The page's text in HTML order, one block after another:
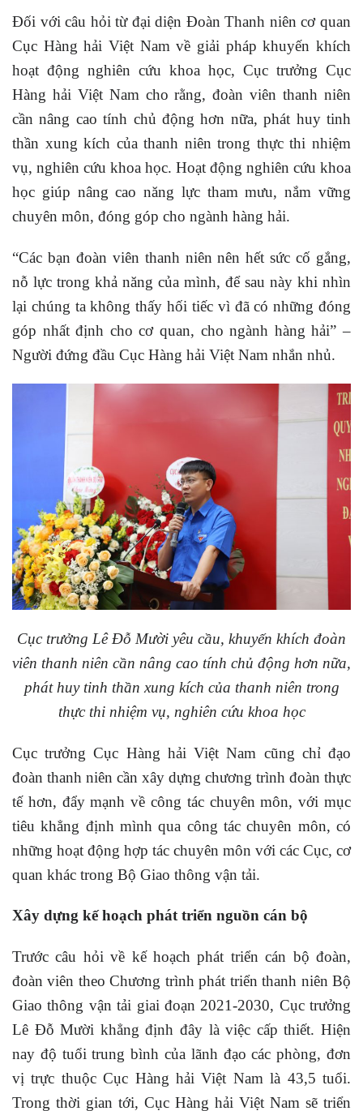
Đối với câu hỏi từ đại diện Đoàn Thanh niên cơ quan
Cục Hàng hải Việt Nam về giải pháp khuyến khích
hoạt động nghiên cứu khoa học, Cục trưởng Cục
Hàng hải Việt Nam cho rằng, đoàn viên thanh niên
cần nâng cao tính chủ động hơn nữa, phát huy tinh
thần xung kích của thanh niên trong thực thi nhiệm
vụ, nghiên cứu khoa học. Hoạt động nghiên cứu khoa
học giúp nâng cao năng lực tham mưu, nắm vững
chuyên môn, đóng góp cho ngành hàng hải.
“Các bạn đoàn viên thanh niên nên hết sức cố gắng,
nỗ lực trong khả năng của mình, để sau này khi nhìn
lại chúng ta không thấy hối tiếc vì đã có những đóng
góp nhất định cho cơ quan, cho ngành hàng hải” –
Người đứng đầu Cục Hàng hải Việt Nam nhắn nhủ.
Cục trưởng Lê Đỗ Mười yêu cầu, khuyến khích đoàn
viên thanh niên cần nâng cao tính chủ động hơn nữa,
phát huy tinh thần xung kích của thanh niên trong
thực thi nhiệm vụ, nghiên cứu khoa học
Cục trưởng Cục Hàng hải Việt Nam cũng chỉ đạo
đoàn thanh niên cần xây dựng chương trình đoàn thực
tế hơn, đẩy mạnh về công tác chuyên môn, với mục
tiêu khẳng định mình qua công tác chuyên môn, có
những hoạt động hợp tác chuyên môn với các Cục, cơ
quan khác trong Bộ Giao thông vận tải.
Xây dựng kế hoạch phát triển nguồn cán bộ
Trước câu hỏi về kế hoạch phát triển cán bộ đoàn,
đoàn viên theo Chương trình phát triển thanh niên Bộ
Giao thông vận tải giai đoạn 2021-2030, Cục trưởng
Lê Đỗ Mười khẳng định đây là việc cấp thiết. Hiện
nay độ tuổi trung bình của lãnh đạo các phòng, đơn
vị trực thuộc Cục Hàng hải Việt Nam là 43,5 tuổi.
Trong thời gian tới, Cục Hàng hải Việt Nam sẽ triển